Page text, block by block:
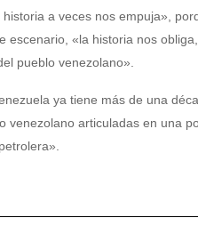
a veces nos empuja»,
«la historia nos
pueblo venezolano».
ya tiene más de una
venezolano articuladas en una